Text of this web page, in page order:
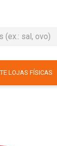
sal, ovo)
LOJAS FÍSICAS